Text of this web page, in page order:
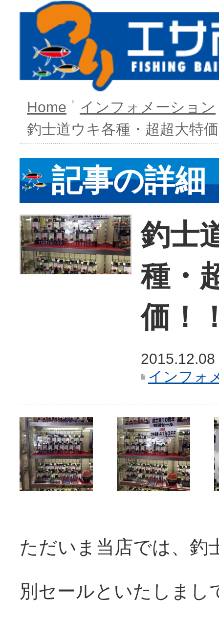
Home
インフォメーション
釣士道ウキ各種・超超大特
記事の詳細
釣士
種・
価！
2015.12.08
インフォ
ただいま当店では、釣
別セールといたしまし